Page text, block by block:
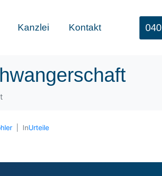
Kanzlei Kontakt
InUrteile